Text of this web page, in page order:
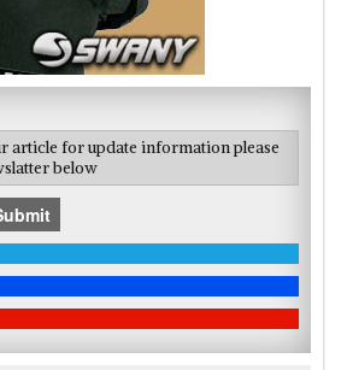
article for update information please
below